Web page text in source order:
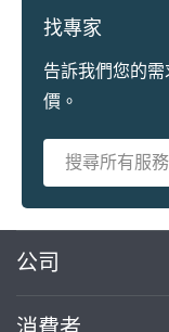
找專家
告訴我們您的
價。
公司